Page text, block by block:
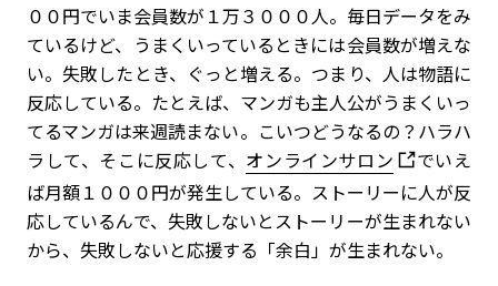
００円でいま会員数が１万３０００人。毎日データをみ
ているけど、うまくいっているときには会員数が増えな
い。失敗したとき、ぐっと増える。つまり、人は物語に
反応している。たとえば、マンガも主人公がうまくいっ
てるマンガは来週読まない。こいつどうなるの？ハラハ
ラして、そこに反応して、 オンラインサロン
でいえ
ば月額１０００円が発生している。ストーリーに人が反
応しているんで、失敗しないとストーリーが生まれない
から、失敗しないと応援する「余白」が生まれない。